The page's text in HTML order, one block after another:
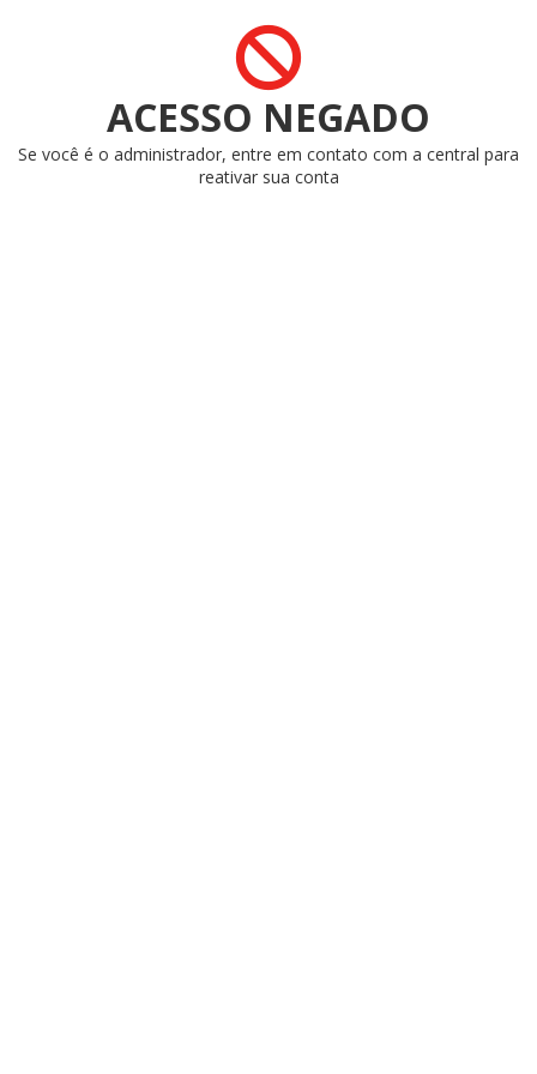
ACESSO NEGADO
Se você é o administrador, entre em contato com a central para
reativar sua conta